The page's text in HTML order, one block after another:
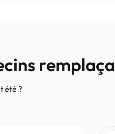
été ?